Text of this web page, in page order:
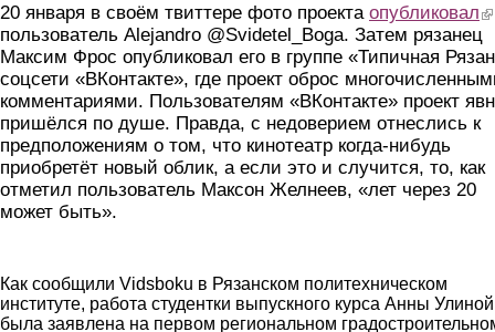
20 января в своём твиттере фото проекта опубликовал
пользователь Alejandro ‏@Svidetel_Boga. Затем рязанец
Максим Фрос опубликовал его в группе «Типичная
соцсети «ВКонтакте», где проект оброс
комментариями. Пользователям «ВКонтакте» проект
пришёлся по душе. Правда, с недоверием отнеслись к
предположениям о том, что кинотеатр когда-нибудь
приобретёт новый облик, а если это и случится, то, как
отметил пользователь Максон Желнеев, «лет через 20
может быть».
Как сообщили Vidsboku в Рязанском политехническом
институте, работа студентки выпускного курса Анны Улиной
была заявлена на первом региональном